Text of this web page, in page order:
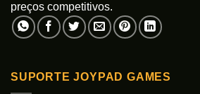
preços competitivos.
SUPORTE JOYPAD GAMES